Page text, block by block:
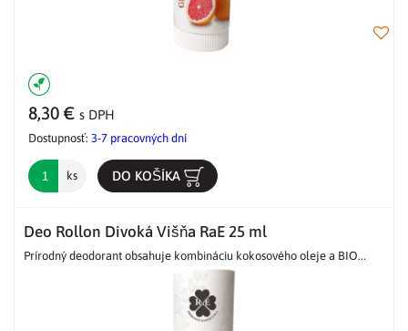
8,30 € s DPH
Dostupnosť: 3-7 pracovných dní
ks DO KOŠÍKA
Deo Rollon Divoká Višňa RaE 25 ml
Prírodný deodorant obsahuje kombináciu kokosového oleje a BIO...